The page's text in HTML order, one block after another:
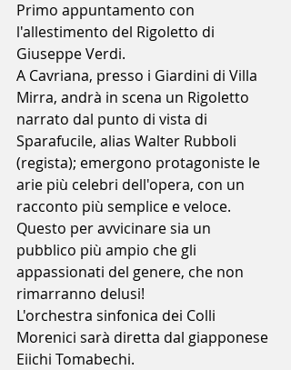
Primo appuntamento con
l'allestimento del Rigoletto di
Giuseppe Verdi.
A Cavriana, presso i Giardini di Villa
Mirra, andrà in scena un Rigoletto
narrato dal punto di vista di
Sparafucile, alias Walter Rubboli
(regista); emergono protagoniste le
arie più celebri dell'opera, con un
racconto più semplice e veloce.
Questo per avvicinare sia un
pubblico più ampio che gli
appassionati del genere, che non
rimarranno delusi!
L'orchestra sinfonica dei Colli
Morenici sarà diretta dal giapponese
Eiichi Tomabechi.